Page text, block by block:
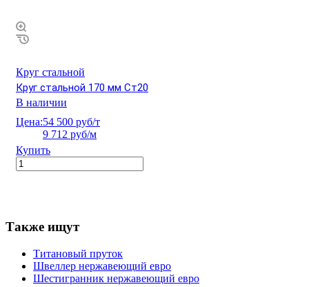
Круг стальной
Круг стальной 170 мм Ст20
В наличии
Цена:54 500 руб/т
9 712 руб/м
Купить
Также ищут
Титановый пруток
Швеллер нержавеющий евро
Шестигранник нержавеющий евро